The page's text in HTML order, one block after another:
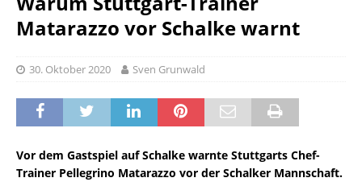
Matarazzo vor Schalke warnt
30. Oktober 2020 Sven Grunwald
Vor dem Gastspiel auf Schalke warnte Stuttgarts Chef-
Trainer Pellegrino Matarazzo vor der Schalker Mannschaft.